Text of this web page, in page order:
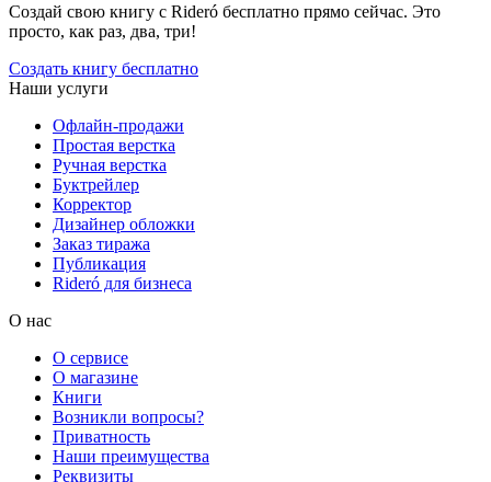
Создай свою книгу с Rideró бесплатно прямо сейчас. Это
просто, как раз, два, три!
Создать книгу бесплатно
Наши услуги
Офлайн-продажи
Простая верстка
Ручная верстка
Буктрейлер
Корректор
Дизайнер обложки
Заказ тиража
Публикация
Rideró для бизнеса
О нас
О сервисе
О магазине
Книги
Возникли вопросы?
Приватность
Наши преимущества
Реквизиты